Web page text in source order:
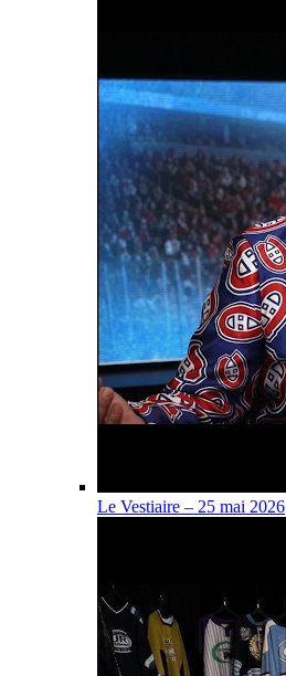
Le Vestiaire – 25 mai 2026